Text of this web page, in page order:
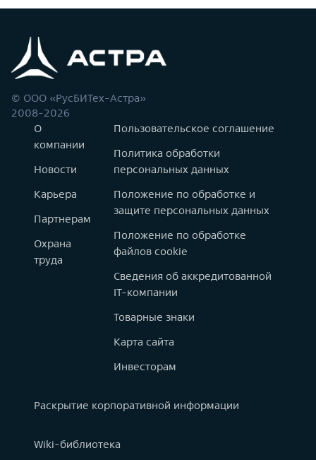
© ООО «РусБИТех-Астра»
2008-2026
О
компании
Новости
Карьера
Партнерам
Охрана
труда
Пользовательское соглашение
Политика обработки
персональных данных
Положение по обработке и
защите персональных данных
Положение по обработке
файлов cookie
Сведения об аккредитованной
IT-компании
Товарные знаки
Карта сайта
Инвесторам
Раскрытие корпоративной информации
Wiki-библиотека